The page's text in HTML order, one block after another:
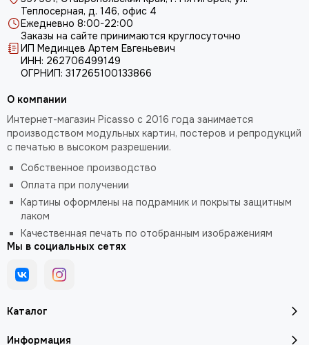
Теплосерная, д. 146, офис 4
Ежедневно 8:00-22:00
Заказы на сайте принимаются круглосуточно
ИП Мединцев Артем Евгеньевич
ИНН: 262706499149
ОГРНИП: 317265100133866
Каталог
Информация
О компании
Интернет-магазин Picasso с 2016 года занимается
производством модульных картин, постеров и репродукций
с печатью в высоком разрешении.
Собственное производство
Оплата при получении
Картины оформлены на подрамник и покрыты защитным
лаком
Качественная печать по отобранным изображениям
Мы в социальных сетях